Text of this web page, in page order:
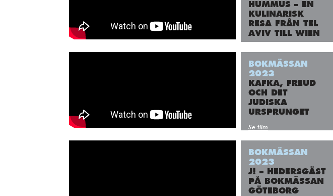
Medlemskap/Kontakt
Integritetspolicy
HUMMUS – EN
KULINARISK
RESA FRÅN TEL
AVIV TILL WIEN
BOKMÄSSAN
2023
KAFKA, FREUD
OCH DET
JUDISKA
URSPRUNGET
Se film
BOKMÄSSAN
2023
J! – HEDERSGÄST
PÅ BOKMÄSSAN
GÖTEBORG